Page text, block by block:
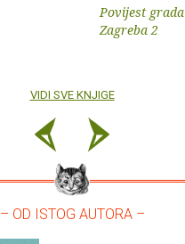
Povijest grada
Zagreba 2
VIDI SVE KNJIGE
– OD ISTOG AUTORA –